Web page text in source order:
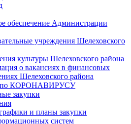
обеспечение Администрации
учреждения Шелеховского
культуры Шелеховского района
о вакансиях в финансовых
Шелеховского района
по КОРОНАВИРУСУ
закупки
и планы закупки
систем